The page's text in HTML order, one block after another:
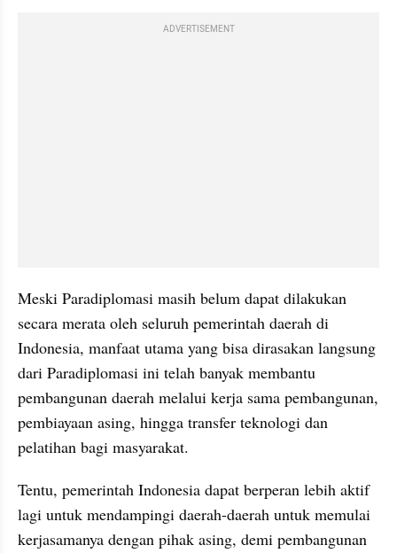
ADVERTISEMENT
Meski Paradiplomasi masih belum dapat dilakukan
secara merata oleh seluruh pemerintah daerah di
Indonesia, manfaat utama yang bisa dirasakan langsung
dari Paradiplomasi ini telah banyak membantu
pembangunan daerah melalui kerja sama pembangunan,
pembiayaan asing, hingga transfer teknologi dan
pelatihan bagi masyarakat.
Tentu, pemerintah Indonesia dapat berperan lebih aktif
lagi untuk mendampingi daerah-daerah untuk memulai
kerjasamanya dengan pihak asing, demi pembangunan